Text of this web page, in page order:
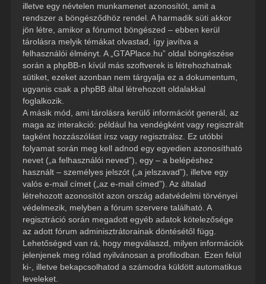
illetve egy névtelen munkamenet azonosítót, amit a
rendszer a böngésződhöz rendel. A harmadik süti akkor
jön létre, amikor a fórumot böngészed – ebben kerül
tárolásra melyik témákat olvastad, így javítva a
felhasználói élményt. A „GTAPlace.hu” oldal böngészése
során a phpBB-n kívül más szoftverek is létrehozhatnak
sütiket, ezeket azonban nem tárgyalja ez a dokumentum,
ugyanis csak a phpBB által létrehozott oldalakkal
foglalkozik.
A másik mód, ami tárolásra kerülő információt generál, az
maga az interakció: például ha vendégként vagy regisztrált
tagként hozzászólást írsz vagy regisztrálsz. Ez utóbbi
folyamat során meg kell adnod egy egyedien azonosítható
nevet („a felhasználói neved”), egy – a belépéshez
használt – személyes jelszót („a jelszavad”), illetve egy
valós e-mail címet („az e-mail címed”). Az általad
létrehozott azonosítót azon ország adatvédelmi törvényei
védelmezik, melyben a fórum szervere található. A
regisztráció során megadott egyéb adatok kötelezősége
az adott fórum adminisztrátorainak döntésétől függ.
Lehetőséged van rá, hogy megválaszd, milyen információk
jelenjenek meg rólad nyilvánosan a profilodban. Ezen felül
ki-, illetve bekapcsolhatod a számodra küldött automatikus
leveleket.